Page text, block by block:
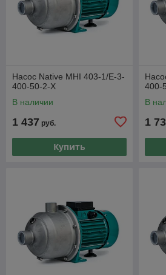
Насос Native MHI 403-1/E-3-
400-50-2-X
В наличии
1 437 руб.
Купить
400-
В
1